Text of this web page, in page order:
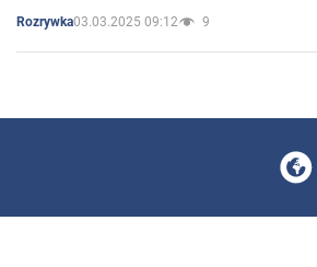
Rozrywka03.03.2025 09:12 9